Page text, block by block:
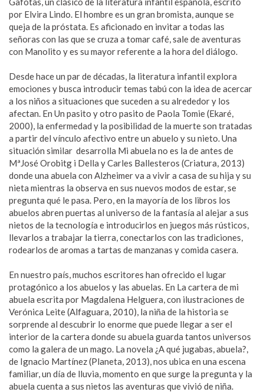
por Elvira Lindo. El hombre es un gran bromista, aunque se
queja de la próstata. Es aficionado en invitar a todas las
señoras con las que se cruza a tomar café, sale de aventuras
con Manolito y es su mayor referente a la hora del diálogo.
Desde hace un par de décadas, la literatura infantil explora
emociones y busca introducir temas tabú con la idea de acercar
a los niños a situaciones que suceden a su alrededor y los
afectan. En Un pasito y otro pasito de Paola Tomie (Ekaré,
2000), la enfermedad y la posibilidad de la muerte son tratadas
a partir del vínculo afectivo entre un abuelo y su nieto. Una
situación similar desarrolla Mi abuela no es la de antes de
MªJosé Orobitg i Della y Carles Ballesteros (Criatura, 2013)
donde una abuela con Alzheimer va a vivir a casa de su hija y su
nieta mientras la observa en sus nuevos modos de estar, se
pregunta qué le pasa. Pero, en la mayoría de los libros los
abuelos abren puertas al universo de la fantasía al alejar a sus
nietos de la tecnología e introducirlos en juegos más rústicos,
llevarlos a trabajar la tierra, conectarlos con las tradiciones,
rodearlos de aromas a tartas de manzanas y comida casera.
En nuestro país, muchos escritores han ofrecido el lugar
protagónico a los abuelos y las abuelas. En La cartera de mi
abuela escrita por Magdalena Helguera, con ilustraciones de
Verónica Leite (Alfaguara, 2010), la niña de la historia se
sorprende al descubrir lo enorme que puede llegar a ser el
interior de la cartera donde su abuela guarda tantos universos
como la galera de un mago. La novela ¿A qué jugabas, abuela?,
de Ignacio Martínez (Planeta, 2013), nos ubica en una escena
familiar, un día de lluvia, momento en que surge la pregunta y la
abuela cuenta a sus nietos las aventuras que vivió de niña.